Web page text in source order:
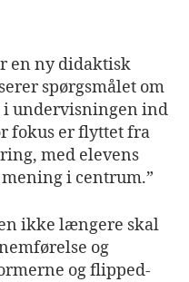
en ny didaktisk
spørgsmålet om
undervisningen ind
fokus er flyttet fra
med elevens
i centrum.”
ikke længere skal
og
og flipped-